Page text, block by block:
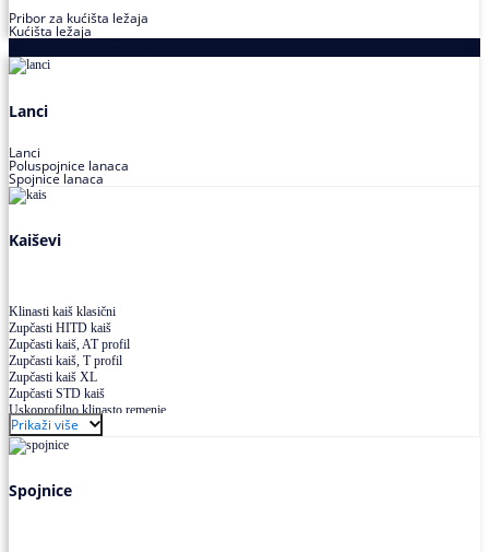
Pribor za kućišta ležaja
Kućišta ležaja
Lanci
Lanci
Poluspojnice lanaca
Spojnice lanaca
Kaiševi
Klinasti kaiš klasični
Zupčasti HITD kaiš
Zupčasti kaiš, AT profil
Zupčasti kaiš, T profil
Zupčasti kaiš XL
Zupčasti STD kaiš
Uskoprofilno klinasto remenje
Uskoprofilno klinasto remenje spojeno
Uskoprofilno klinasto remenje XP extra power
Višekanalno remenje PJ,PK
Prikaži više
Spojnice